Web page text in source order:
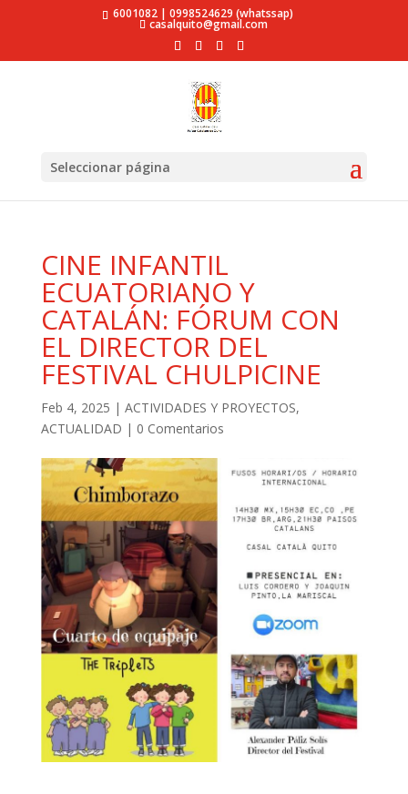
6001082 | 0998524629 (whatssap)
casalquito@gmail.com
Seleccionar página
CINE INFANTIL
ECUATORIANO Y
CATALÁN: FÓRUM CON
EL DIRECTOR DEL
FESTIVAL CHULPICINE
Feb 4, 2025 | ACTIVIDADES Y PROYECTOS,
ACTUALIDAD | 0 Comentarios